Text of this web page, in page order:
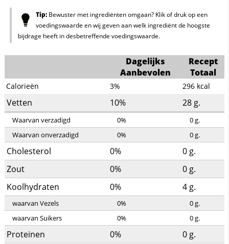
Tip:Bewuster met ingrediënten omgaan? Klik of druk op een
voedingswaarde en wij geven aan welk ingrediënt de hoogste
bijdrage heeft in desbetreffende voedingswaarde.
Dagelijks
Aanbevolen
Recept
Totaal
Calorieën 3% 296 kcal
Vetten 10% 28 g.
Waarvan verzadigd 0% 0g.
Waarvan onverzadigd
0% 0g.
Cholesterol 0% 0 g.
Zout
0% 0 g.
Koolhydraten
0% 4 g.
waarvan Vezels 0% 0g.
waarvan Suikers
0% 0g.
Proteinen 0% 0 g.